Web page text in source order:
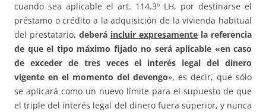
cuando sea aplicable el art. 114.3º LH, por destinarse el
préstamo o crédito a la adquisición de la vivienda habitual
del prestatario, deberá incluir expresamente la referencia
de que el tipo máximo fijado no será aplicable «en caso
de exceder de tres veces el interés legal del dinero
vigente en el momento del devengo», es decir, que sólo
se aplicará como un nuevo límite para el supuesto de que
el triple del interés legal del dinero fuera superior, y nunca